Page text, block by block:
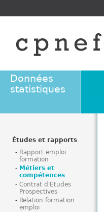
Données
statistiques
Études et rapports
Rapport emploi
formation
Métiers et
compétences
Contrat d'Etudes
Prospectives
Relation formation
emploi